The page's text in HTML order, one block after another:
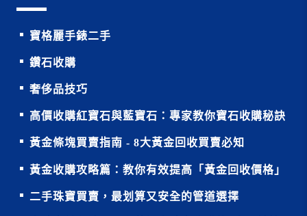
寶格麗手錶二手
鑽石收購
奢侈品技巧
高價收購紅寶石與藍寶石：專家教你寶石收購秘訣
黃金條塊買賣指南 - 8大黃金回收買賣必知
黃金收購攻略篇：教你有效提高「黃金回收價格」
二手珠寶買賣，最划算又安全的管道選擇